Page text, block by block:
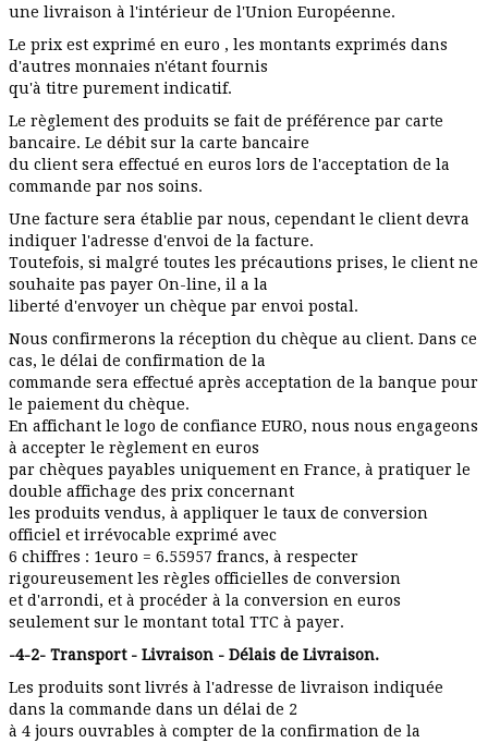
une livraison à l'intérieur de l'Union Européenne.
Le prix est exprimé en euro , les montants exprimés dans
d'autres monnaies n'étant fournis
qu'à titre purement indicatif.
Le règlement des produits se fait de préférence par carte
bancaire. Le débit sur la carte bancaire
du client sera effectué en euros lors de l'acceptation de la
commande par nos soins.
Une facture sera établie par nous, cependant le client devra
indiquer l'adresse d'envoi de la facture.
Toutefois, si malgré toutes les précautions prises, le client ne
souhaite pas payer On-line, il a la
liberté d'envoyer un chèque par envoi postal.
Nous confirmerons la réception du chèque au client. Dans ce
cas, le délai de confirmation de la
commande sera effectué après acceptation de la banque pour
le paiement du chèque.
En affichant le logo de confiance EURO, nous nous engageons
à accepter le règlement en euros
par chèques payables uniquement en France, à pratiquer le
double affichage des prix concernant
les produits vendus, à appliquer le taux de conversion
officiel et irrévocable exprimé avec
6 chiffres : 1euro = 6.55957 francs, à respecter
rigoureusement les règles officielles de conversion
et d'arrondi, et à procéder à la conversion en euros
seulement sur le montant total TTC à payer.
-4-2- Transport - Livraison - Délais de Livraison.
Les produits sont livrés à l'adresse de livraison indiquée
dans la commande dans un délai de 2
à 4 jours ouvrables à compter de la confirmation de la